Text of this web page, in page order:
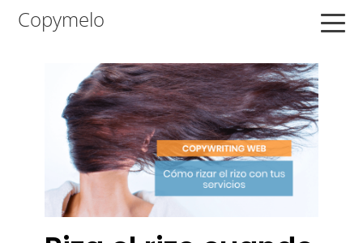
Saltar
Saltar
Saltar
Copymelo